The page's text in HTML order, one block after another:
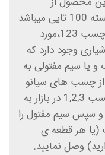
پلاستیک سخت استفاده شده که درای بسته 100 تایی میباشد
که با چسب دوطرفه یا دوقلو ،قطره ای،چسب 123،مورد
وجود دارد که
یا سیم مفتولی به
از چسب های سیانو
آکریلات (که به عنوان چسب فوری یا چسب 1,2,3 در بازار به
سپس سیم مفتول را
(یا هر قطعه ی
وصل نمایید.